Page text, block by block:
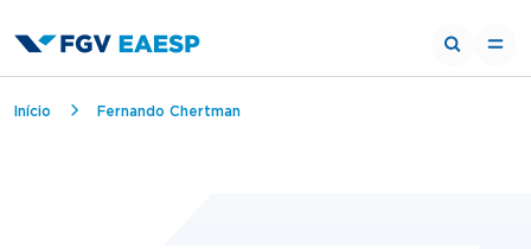
Trilha de navegação
Início Fernando Chertman